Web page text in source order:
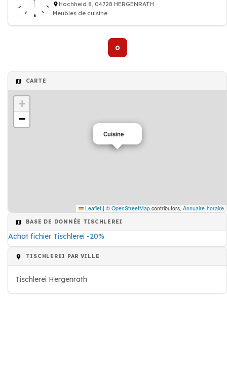
Hochheid 8, 04728 HERGENRATH
Meubles de cuisine
0
CARTE
Cuisine
+
−
Leaflet | © OpenStreetMap contributors, Annuaire-horaire
BASE DE DONNÉE TISCHLEREI
Achat fichier Tischlerei -20%
TISCHLEREI PAR VILLE
Tischlerei Hergenrath